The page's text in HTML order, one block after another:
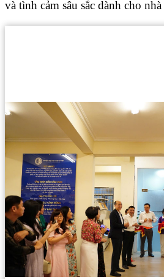
và tình cảm sâu sắc dành cho